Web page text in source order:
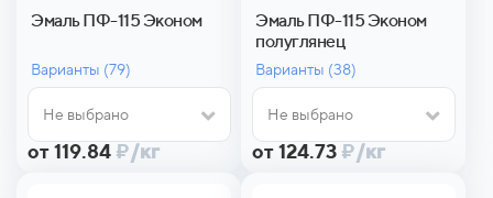
Эмаль ПФ-115 Эконом
Варианты (79)
Не выбрано
от 119.84 ₽/кг
Эмаль ПФ-115 Эконом
полуглянец
Варианты (38)
Не выбрано
от 124.73 ₽/кг